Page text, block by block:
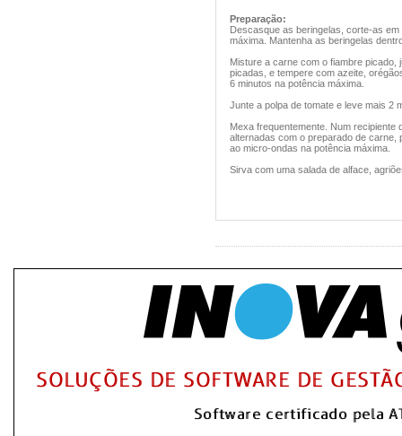
Preparação:
Descasque as beringelas, corte-as
máxima. Mantenha as beringelas
Misture a carne com o fiambre picado,
picadas, e tempere com azeite,
6 minutos na potência máxima.
Junte a polpa de tomate e leve mais 2
Mexa frequentemente. Num
alternadas com o preparado de carne,
ao micro-ondas na potência máxima.
Sirva com uma salada de alface,